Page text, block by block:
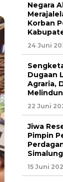
Negara
Korban
24 Juni
Dugaan
Agraria,
22 Juni
Jiwa
Pimpin
15 Juni